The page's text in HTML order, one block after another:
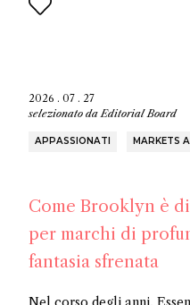
2026 . 07 . 27
selezionato daEditorial Board
APPASSIONATI MARKETS
Come Brooklyn è
per marchi di
fantasia sfrenata